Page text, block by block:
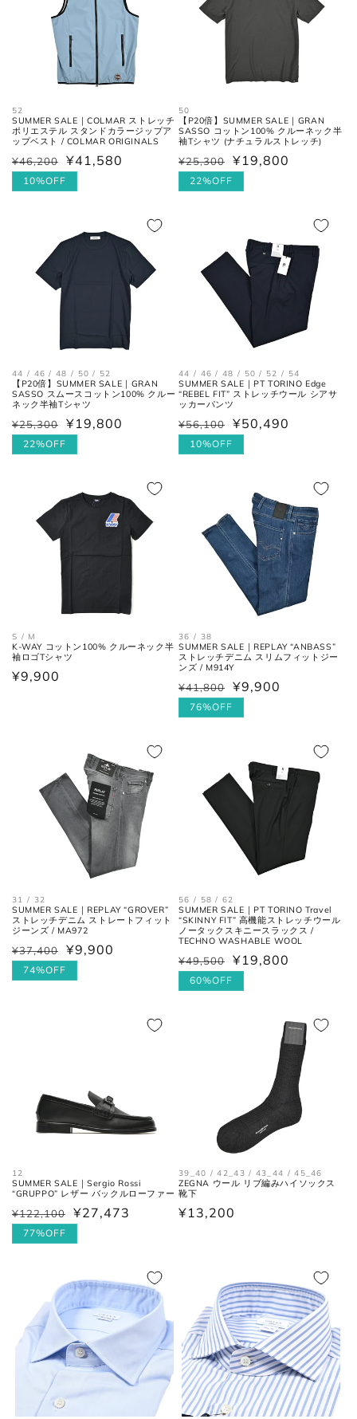
52
SUMMER SALE｜COLMAR ストレッチ
ポリエステル スタンドカラージップア
ップベスト / COLMAR ORIGINALS
通
常
¥46,200
セ
ー
¥41,580
10%OFF
50
【P20倍】SUMMER SALE｜GRAN
SASSO コットン100% クルーネック半
袖Tシャツ (ナチュラルストレッチ)
通
常
¥25,300
セ
ー
¥19,800
22%OFF
44 / 46 / 48 / 50 / 52
【P20倍】SUMMER SALE｜GRAN
SASSO スムースコットン100% クルー
ネック半袖Tシャツ
通
常
¥25,300
セ
ー
¥19,800
22%OFF
44 / 46 / 48 / 50 / 52 / 54
SUMMER SALE｜PT TORINO Edge
“REBEL FIT” ストレッチウール シアサ
ッカーパンツ
通
常
¥56,100
セ
ー
¥50,490
10%OFF
S / M
K-WAY コットン100% クルーネック半
袖ロゴTシャツ
通
¥9,900
36 / 38
SUMMER SALE｜REPLAY “ANBASS”
ストレッチデニム スリムフィットジー
ンズ / M914Y
通
常
¥41,800
セ
ー
¥9,900
76%OFF
31 / 32
SUMMER SALE｜REPLAY “GROVER”
ストレッチデニム ストレートフィット
ジーンズ / MA972
通
常
¥37,400
セ
ー
¥9,900
74%OFF
56 / 58 / 62
SUMMER SALE｜PT TORINO Travel
“SKINNY FIT” 高機能ストレッチウール
ノータックスキニースラックス /
TECHNO WASHABLE WOOL
通
常
¥49,500
セ
ー
¥19,800
60%OFF
12
SUMMER SALE｜Sergio Rossi
“GRUPPO” レザー バックルローファー
通
常
¥122,100
セ
ー
¥27,473
77%OFF
39_40 / 42_43 / 43_44 / 45_46
ZEGNA ウール リブ編みハイソックス
靴下
通
¥13,200
股上
フロントの上端から股下の縫い目
の交点。
股下の縫い目の交点から、内側の
太腿幅
(ワタリ
幅)
股下の縫い目の交点から、5cm裾
方向へ下がった位置の端と端を結
んだ長さ。
裾の端と端を結んだ長さ。
ネクタイ
全長 大剣と小剣の先端を結んだ長さ。
大剣幅 大剣の剣先幅。
シューズ
アウトソールに沿って前後の先端
を結んだ長さ。
一番張り出しているアウトソール
の最大幅。
高さ
ヒールの上端と下端を結んだ長
さ。
お直しについては
のページでご確認